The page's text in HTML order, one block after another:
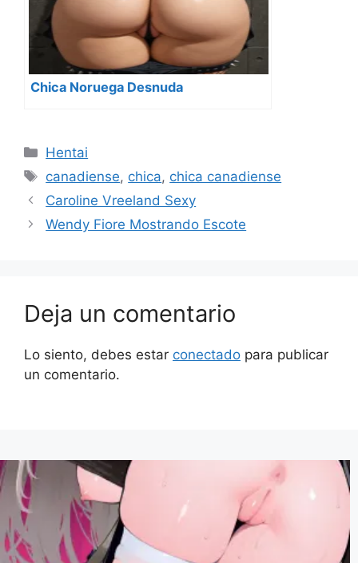
Chica Noruega Desnuda
Categorías
Hentai
Etiquetas
canadiense, chica, chica canadiense
Caroline Vreeland Sexy
Wendy Fiore Mostrando Escote
Deja un comentario
Lo siento, debes estar conectado para publicar
un comentario.